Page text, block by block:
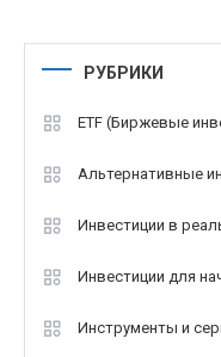
РУБРИКИ
ETF (Биржевые
Альтернативные
Инвестиции в
Инвестиции для
Инструменты и